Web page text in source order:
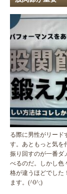
る際に男性がリード
す。あともっと気を
振り回すのが一番ダ
べるのだ。しかし色
格が違うほどでした
ます。(^0^;)